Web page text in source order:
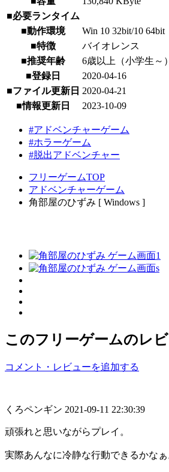
■必要ランタイム
■動作環境
Win 10 32bit/10 64bit
■特徴
バイオレンス
■推奨年齢
6歳以上（小学生～）
■登録日
2020-04-16
■ファイル更新日 2020-04-21
■情報更新日
2023-10-09
#アドベンチャーゲーム
#ホラーゲーム
#脱出アドベンチャー
フリーゲームTOP
アドベンチャーゲーム
角部屋のひずみ [ Windows ]
このフリーゲームのレ
コメント・レビューを追加する
くろペンギン 2021-09-11 22:30:39
頑張れと思いながらプレイ。
実際あんなに冷静な行動できるかなぁ